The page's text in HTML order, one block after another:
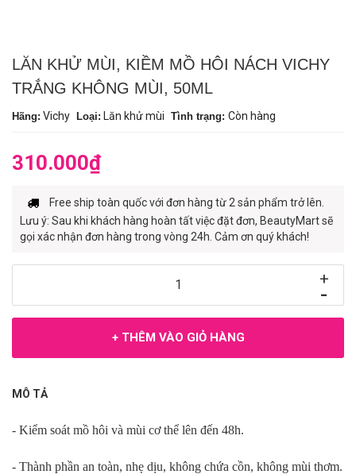
LĂN KHỬ MÙI, KIỀM MỒ HÔI NÁCH VICHY
TRẮNG KHÔNG MÙI, 50ML
Hãng: Vichy Loại: Lăn khử mùi Tình trạng: Còn hàng
310.000₫
Free ship toàn quốc với đơn hàng từ 2 sản phẩm trở lên.
Lưu ý: Sau khi khách hàng hoàn tất việc đặt đơn, BeautyMart sẽ
gọi xác nhận đơn hàng trong vòng 24h. Cảm ơn quý khách!
-
+
+ THÊM VÀO GIỎ HÀNG
MÔ TẢ
- Kiểm soát mồ hôi và mùi cơ thể lên đến 48h.
- Thành phần an toàn, nhẹ dịu, không chứa cồn, không mùi thơm.